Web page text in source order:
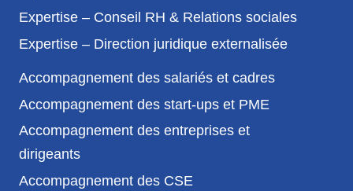
Expertise – Conseil RH & Relations sociales
Expertise – Direction juridique externalisée
Accompagnement des salariés et cadres
Accompagnement des start-ups et PME
Accompagnement des entreprises et
dirigeants
Accompagnement des CSE